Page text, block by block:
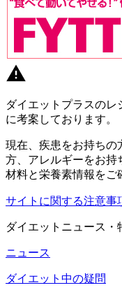
ダイエットプラスの
に考案しております。
現在、疾患をお持ちの
方、アレルギーをお持
材料と栄養素情報をご
サイトに関する注意事
ダイエットニュース・
ニュース
ダイエット中の疑問